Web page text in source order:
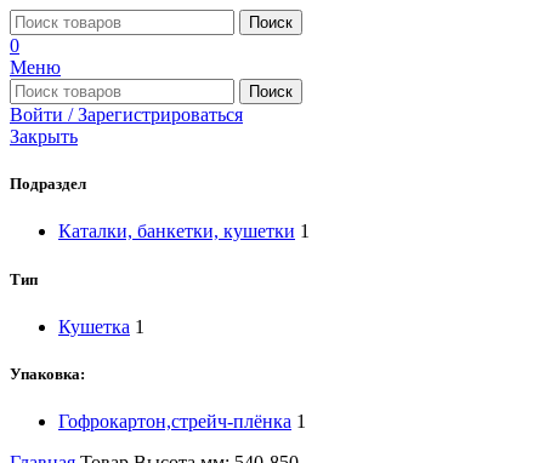
Поиск
0
Меню
Поиск
Войти / Зарегистрироваться
Закрыть
Подраздел
Каталки, банкетки, кушетки 1
Тип
Кушетка 1
Упаковка:
Гофрокартон,стрейч-плёнка 1